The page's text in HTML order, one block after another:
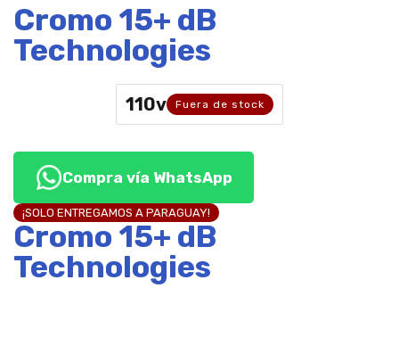
Cromo 15+ dB
Technologies
110v Fuera de stock
Compra vía WhatsApp
¡SOLO ENTREGAMOS A PARAGUAY!
Cromo 15+ dB
Technologies